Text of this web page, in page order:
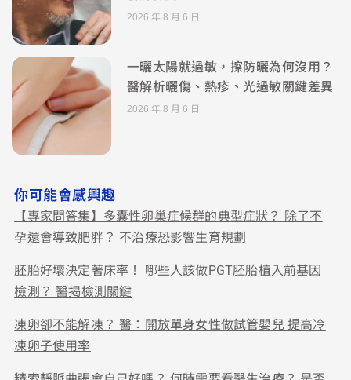
2026 年 8 月 6 日
一曬太陽就過敏，擦防曬為何沒用？
醫解析曬傷、熱疹、光過敏關鍵差異
2026 年 8 月 6 日
你可能會感興趣
【專家問答集】多囊性卵巢症候群的典型症狀？ 除了不
孕還會導致肥胖？ 不治療恐影響生育規劃
胚胎好壞決定著床率！ 哪些人該做PGT胚胎植入前基因
檢測？ 醫揭檢測關鍵
凍卵卻不能解凍？ 醫：開放單身女性做試管嬰兒 提高冷
凍卵子使用率